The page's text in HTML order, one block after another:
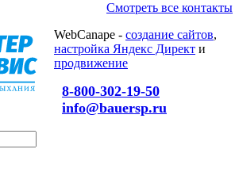
Смотреть все контакты
WebCanape - создание сайтов,
настройка Яндекс Директ и
продвижение
8-800-302-19-50
info@bauersp.ru